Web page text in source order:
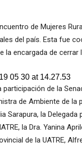
de Mujeres
del país. Esta fue
la encargada de cerrar
de la
de Ambiente de la
Sarapura, la
la Dra. Yanina
de la UATRE,